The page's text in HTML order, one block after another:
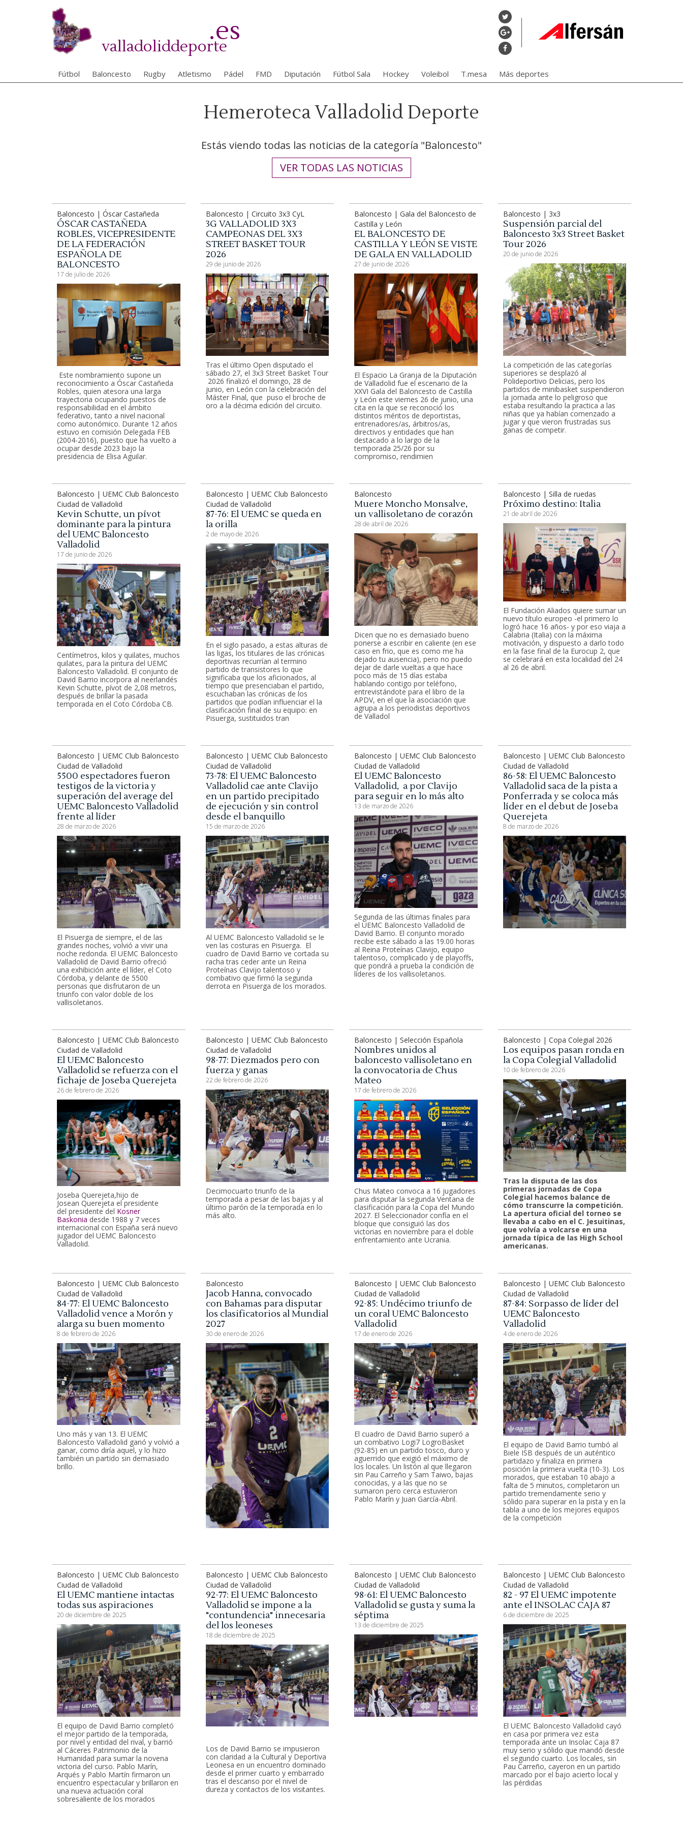
valladoliddeporte
.es
Fútbol Baloncesto Rugby Atletismo Pádel FMD Diputación Fútbol Sala Hockey Voleibol T.mesa Más deportes
Hemeroteca Valladolid Deporte
Estás viendo todas las noticias de la categoría "Baloncesto"
VER TODAS LAS NOTICIAS
Baloncesto | Óscar Castañeda
ÓSCAR CASTAÑEDA
ROBLES, VICEPRESIDENTE
DE LA FEDERACIÓN
ESPAÑOLA DE
BALONCESTO
17 de julio de 2026
Este nombramiento supone un
reconocimiento a Óscar Castañeda
Robles, quien atesora una larga
trayectoria ocupando puestos de
responsabilidad en el ámbito
federativo, tanto a nivel nacional
como autonómico. Durante 12 años
estuvo en comisión Delegada FEB
(2004-2016), puesto que ha vuelto a
ocupar desde 2023 bajo la
presidencia de Elisa Aguilar.
Baloncesto | Circuito 3x3 CyL
3G VALLADOLID 3X3
CAMPEONAS DEL 3X3
STREET BASKET TOUR
2026
29 de junio de 2026
Tras el último Open disputado el
sábado 27, el 3x3 Street Basket Tour
2026 finalizó el domingo, 28 de
junio, en León con la celebración del
Máster Final, que puso el broche de
oro a la décima edición del circuito.
Baloncesto | Gala del Baloncesto de
Castilla y León
EL BALONCESTO DE
CASTILLA Y LEÓN SE VISTE
DE GALA EN VALLADOLID
27 de junio de 2026
El Espacio La Granja de la Diputación
de Valladolid fue el escenario de la
XXVI Gala del Baloncesto de Castilla
y León este viernes 26 de junio, una
cita en la que se reconoció los
distintos méritos de deportistas,
entrenadores/as, árbitros/as,
directivos y entidades que han
destacado a lo largo de la
temporada 25/26 por su
compromiso, rendimien
Baloncesto | 3x3
Suspensión parcial del
Baloncesto 3x3 Street Basket
Tour 2026
20 de junio de 2026
La competición de las categorías
superiores se desplazó al
Polideportivo Delicias, pero los
partidos de minibasket suspendieron
la jornada ante lo peligroso que
estaba resultando la practica a las
niñas que ya habían comenzado a
jugar y que vieron frustradas sus
ganas de competir.
Baloncesto | UEMC Club Baloncesto
Ciudad de Valladolid
Kevin Schutte, un pívot
dominante para la pintura
del UEMC Baloncesto
Valladolid
17 de junio de 2026
Centímetros, kilos y quilates, muchos
quilates, para la pintura del UEMC
Baloncesto Valladolid. El conjunto de
David Barrio incorpora al neerlandés
Kevin Schutte, pívot de 2,08 metros,
después de brillar la pasada
temporada en el Coto Córdoba CB.
Baloncesto | UEMC Club Baloncesto
Ciudad de Valladolid
87-76: El UEMC se queda en
la orilla
2 de mayo de 2026
En el siglo pasado, a estas alturas de
las ligas, los titulares de las crónicas
deportivas recurrían al termino
partido de transistores lo que
significaba que los aficionados, al
tiempo que presenciaban el partido,
escuchaban las crónicas de los
partidos que podían influenciar el la
clasificación final de su equipo: en
Pisuerga, sustituidos tran
Baloncesto
Muere Moncho Monsalve,
un vallisoletano de corazón
28 de abril de 2026
Dicen que no es demasiado bueno
ponerse a escribir en caliente (en ese
caso en frio, que es como me ha
dejado tu ausencia), pero no puedo
dejar de darle vueltas a que hace
poco más de 15 días estaba
hablando contigo por teléfono,
entrevistándote para el libro de la
APDV, en el que la asociación que
agrupa a los periodistas deportivos
de Valladol
Baloncesto | Silla de ruedas
Próximo destino: Italia
21 de abril de 2026
El Fundación Aliados quiere sumar un
nuevo título europeo -el primero lo
logró hace 16 años- y por eso viaja a
Calabria (Italia) con la máxima
motivación, y dispuesto a darlo todo
en la fase final de la Eurocup 2, que
se celebrará en esta localidad del 24
al 26 de abril.
Baloncesto | UEMC Club Baloncesto
Ciudad de Valladolid
5500 espectadores fueron
testigos de la victoria y
superación del average del
UEMC Baloncesto Valladolid
frente al líder
28 de marzo de 2026
El Pisuerga de siempre, el de las
grandes noches, volvió a vivir una
noche redonda. El UEMC Baloncesto
Valladolid de David Barrio ofreció
una exhibición ante el líder, el Coto
Córdoba, y delante de 5500
personas que disfrutaron de un
triunfo con valor doble de los
vallisoletanos.
Baloncesto | UEMC Club Baloncesto
Ciudad de Valladolid
73-78: El UEMC Baloncesto
Valladolid cae ante Clavijo
en un partido precipitado
de ejecución y sin control
desde el banquillo
15 de marzo de 2026
Al UEMC Baloncesto Valladolid se le
ven las costuras en Pisuerga. El
cuadro de David Barrio ve cortada su
racha tras ceder ante un Reina
Proteínas Clavijo talentoso y
combativo que firmó la segunda
derrota en Pisuerga de los morados.
Baloncesto | UEMC Club Baloncesto
Ciudad de Valladolid
El UEMC Baloncesto
Valladolid, a por Clavijo
para seguir en lo más alto
13 de marzo de 2026
Segunda de las últimas finales para
el UEMC Baloncesto Valladolid de
David Barrio. El conjunto morado
recibe este sábado a las 19.00 horas
al Reina Proteínas Clavijo, equipo
talentoso, complicado y de playoffs,
que pondrá a prueba la condición de
líderes de los vallisoletanos.
Baloncesto | UEMC Club Baloncesto
Ciudad de Valladolid
86-58: El UEMC Baloncesto
Valladolid saca de la pista a
Ponferrada y se coloca más
líder en el debut de Joseba
Querejeta
8 de marzo de 2026
Baloncesto | UEMC Club Baloncesto
Ciudad de Valladolid
El UEMC Baloncesto
Valladolid se refuerza con el
fichaje de Joseba Querejeta
26 de febrero de 2026
Joseba Querejeta,hijo de
Josean Querejeta el presidente
del presidente del Kosner
Baskonia desde 1988 y 7 veces
internacional con España será nuevo
jugador del UEMC Baloncesto
Valladolid.
Baloncesto | UEMC Club Baloncesto
Ciudad de Valladolid
98-77: Diezmados pero con
fuerza y ganas
22 de febrero de 2026
Decimocuarto triunfo de la
temporada a pesar de las bajas y al
último parón de la temporada en lo
más alto.
Baloncesto | Selección Española
Nombres unidos al
baloncesto vallisoletano en
la convocatoria de Chus
Mateo
17 de febrero de 2026
Chus Mateo convoca a 16 jugadores
para disputar la segunda Ventana de
clasificación para la Copa del Mundo
2027. El Seleccionador confía en el
bloque que consiguió las dos
victorias en noviembre para el doble
enfrentamiento ante Ucrania.
Baloncesto | Copa Colegial 2026
Los equipos pasan ronda en
la Copa Colegial Valladolid
10 de febrero de 2026
Tras la disputa de las dos
primeras jornadas de Copa
Colegial hacemos balance de
cómo transcurre la competición.
La apertura oficial del torneo se
llevaba a cabo en el C. Jesuitinas,
que volvía a volcarse en una
jornada típica de las High School
americanas.
Baloncesto | UEMC Club Baloncesto
Ciudad de Valladolid
84-77: El UEMC Baloncesto
Valladolid vence a Morón y
alarga su buen momento
8 de febrero de 2026
Uno más y van 13. El UEMC
Baloncesto Valladolid ganó y volvió a
ganar, como diría aquel, y lo hizo
también un partido sin demasiado
brillo.
Baloncesto
Jacob Hanna, convocado
con Bahamas para disputar
los clasificatorios al Mundial
2027
30 de enero de 2026
Baloncesto | UEMC Club Baloncesto
Ciudad de Valladolid
92-85: Undécimo triunfo de
un coral UEMC Baloncesto
Valladolid
17 de enero de 2026
El cuadro de David Barrio superó a
un combativo Logi7 LogroBasket
(92-85) en un partido tosco, duro y
aguerrido que exigió el máximo de
los locales. Un listón al que llegaron
sin Pau Carreño y Sam Taiwo, bajas
conocidas, y a las que no se
sumaron pero cerca estuvieron
Pablo Marín y Juan García-Abril.
Baloncesto | UEMC Club Baloncesto
Ciudad de Valladolid
87-84: Sorpasso de líder del
UEMC Baloncesto
Valladolid
4 de enero de 2026
El equipo de David Barrio tumbó al
Biele ISB después de un auténtico
partidazo y finaliza en primera
posición la primera vuelta (10-3). Los
morados, que estaban 10 abajo a
falta de 5 minutos, completaron un
partido tremendamente serio y
sólido para superar en la pista y en la
tabla a uno de los mejores equipos
de la competición
Baloncesto | UEMC Club Baloncesto
Ciudad de Valladolid
El UEMC mantiene intactas
todas sus aspiraciones
20 de diciembre de 2025
El equipo de David Barrio completó
el mejor partido de la temporada,
por nivel y entidad del rival, y barrió
al Cáceres Patrimonio de la
Humanidad para sumar la novena
victoria del curso. Pablo Marín,
Arqués y Pablo Martín firmaron un
encuentro espectacular y brillaron en
una nueva actuación coral
sobresaliente de los morados
Baloncesto | UEMC Club Baloncesto
Ciudad de Valladolid
92-77: El UEMC Baloncesto
Valladolid se impone a la
"contundencia" innecesaria
del los leoneses
18 de diciembre de 2025
Los de David Barrio se impusieron
con claridad a la Cultural y Deportiva
Leonesa en un encuentro dominado
desde el primer cuarto y embarrado
tras el descanso por el nivel de
dureza y contactos de los visitantes.
Baloncesto | UEMC Club Baloncesto
Ciudad de Valladolid
98-61: El UEMC Baloncesto
Valladolid se gusta y suma la
séptima
13 de diciembre de 2025
Baloncesto | UEMC Club Baloncesto
Ciudad de Valladolid
82 - 97 El UEMC impotente
ante el INSOLAC CAJA 87
6 de diciembre de 2025
El UEMC Baloncesto Valladolid cayó
en casa por primera vez esta
temporada ante un Insolac Caja 87
muy serio y sólido que mandó desde
el segundo cuarto. Los locales, sin
Pau Carreño, cayeron en un partido
marcado por el bajo acierto local y
las pérdidas